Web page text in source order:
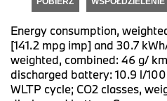
Energy consumption,
[141.2 mpg imp] and 30.7
weighted, combined: 46 g/
discharged battery: 10.9 l/
WLTP cycle; CO2 classes,